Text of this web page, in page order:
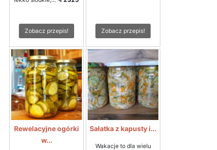
Zobacz przepis! Zobacz przepis!
Rewelacyjne ogórki
w...
Sałatka z kapusty i...
Wakacje to dla wielu